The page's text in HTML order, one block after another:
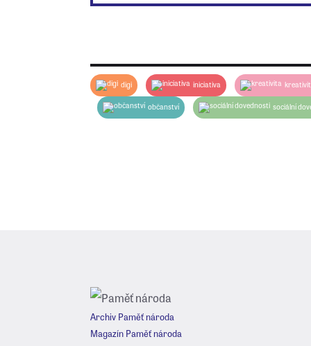
Nyní tedy již víte, kdo je pamětník, a k
digi iniciativa
občanství sociální
Archiv Paměť národa
Magazín Paměť národa